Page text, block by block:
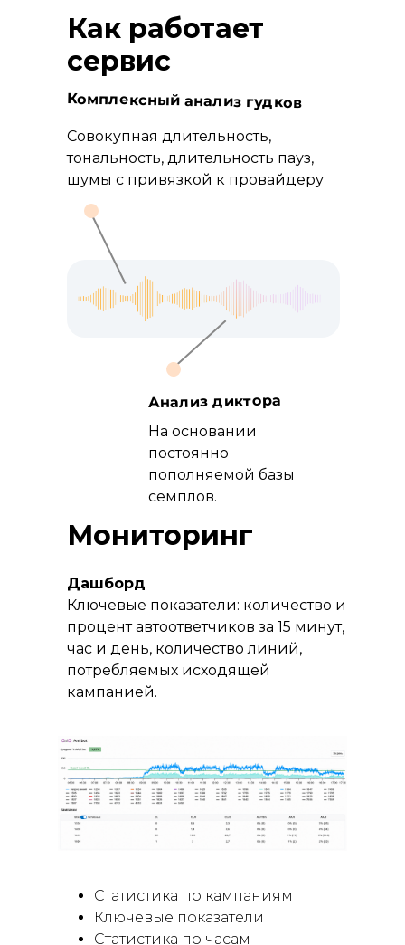
Как работает
сервис
Совокупная длительность,
тональность, длительность пауз,
шумы с привязкой к провайдеру
Комплексный анализ гудков
На основании
постоянно
пополняемой базы
семплов.
Анализ диктора
Мониторинг
Статистика по кампаниям
Ключевые показатели
Статистика по часам
Дашборд
Ключевые показатели: количество и
процент автоответчиков за 15 минут,
час и день, количество линий,
потребляемых исходящей
кампанией.